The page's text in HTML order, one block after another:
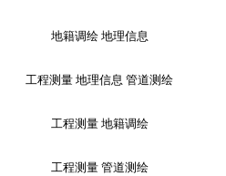
地籍调绘 地理信息
工程测量 地理信息 管道测绘
工程测量 地籍调绘
工程测量 管道测绘